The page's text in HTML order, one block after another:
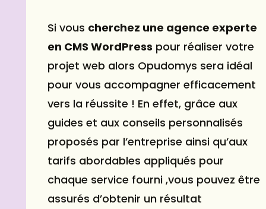
Si vous cherchez une agence experte
en CMS WordPress pour réaliser votre
projet web alors Opudomys sera idéal
pour vous accompagner efficacement
vers la réussite ! En effet, grâce aux
guides et aux conseils personnalisés
proposés par l’entreprise ainsi qu’aux
tarifs abordables appliqués pour
chaque service fourni ,vous pouvez être
assurés d’obtenir un résultat